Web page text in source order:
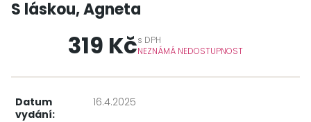
S láskou, Agneta
319 Kčs DPH
NEZNÁMÁ NEDOSTUPNOST
Datum
vydání:
16.4.2025